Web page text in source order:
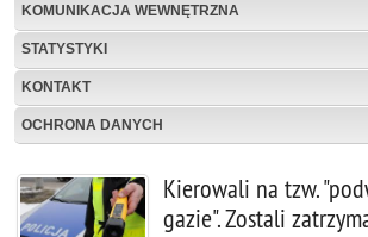
KOMUNIKACJA WEWNĘTRZNA
STATYSTYKI
KONTAKT
OCHRONA DANYCH
Kierowali na tzw.
gazie". Zostali